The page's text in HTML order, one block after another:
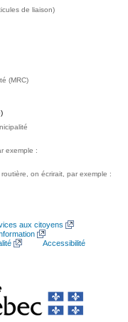
de liaison)
(MRC)
exemple :
on écrirait, par exemple :
aux citoyens
Accessibilité